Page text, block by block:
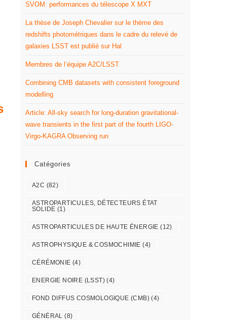
SVOM: performances du télescope X MXT
La thèse de Joseph Chevalier sur le thème des
redshifts photométriques dans le cadre du relevé de
galaxies LSST est publié sur Hal
Membres de l’équipe A2C/LSST
Combining CMB datasets with consistent foreground
modelling
Article: All-sky search for long-duration gravitational-
wave transients in the first part of the fourth LIGO-
Virgo-KAGRA Observing run
Catégories
A2C (82)
ASTROPARTICULES, DÉTECTEURS ÉTAT
SOLIDE (1)
ASTROPARTICULES DE HAUTE ÉNERGIE (12)
ASTROPHYSIQUE & COSMOCHIMIE (4)
CÉRÉMONIE (4)
ENERGIE NOIRE (LSST) (4)
FOND DIFFUS COSMOLOGIQUE (CMB) (4)
GÉNÉRAL (8)